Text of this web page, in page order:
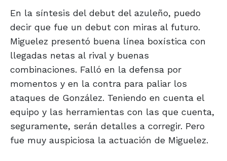
En la síntesis del debut del azuleño, puedo
decir que fue un debut con miras al futuro.
Miguelez presentó buena línea boxística con
llegadas netas al rival y buenas
combinaciones. Falló en la defensa por
momentos y en la contra para paliar los
ataques de González. Teniendo en cuenta el
equipo y las herramientas con las que cuenta,
seguramente, serán detalles a corregir. Pero
fue muy auspiciosa la actuación de Miguelez.